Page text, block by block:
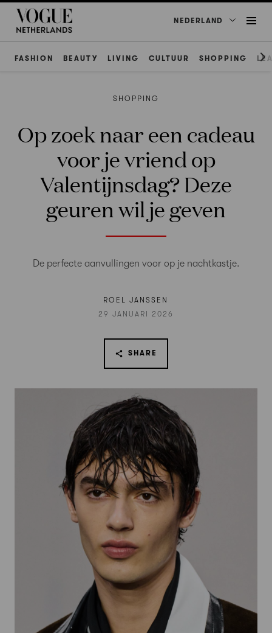
NEDERLAND
FASHION BEAUTY LIVING CULTUUR SHOPPING
SHOPPING
Op zoek naar een cadeau
voor je vriend op
Valentijnsdag? Deze
geuren wil je geven
De perfecte aanvullingen voor op je nachtkastje.
ROEL JANSSEN
29 JANUARI 2026
SHARE